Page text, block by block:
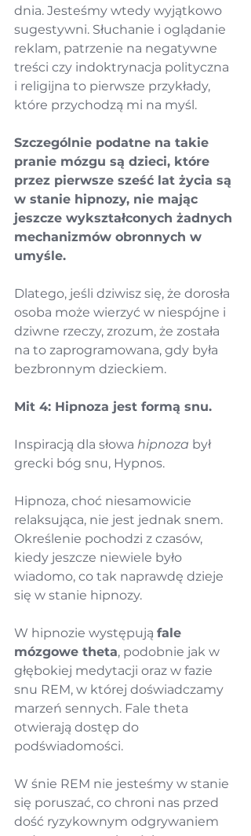
dnia. Jesteśmy wtedy wyjątkowo
sugestywni. Słuchanie i oglądanie
reklam, patrzenie na negatywne
treści czy indoktrynacja polityczna
i religijna to pierwsze przykłady,
które przychodzą mi na myśl.
Szczególnie podatne na takie
pranie mózgu są dzieci, które
przez pierwsze sześć lat życia są
w stanie hipnozy, nie mając
jeszcze wykształconych żadnych
mechanizmów obronnych w
umyśle.
Dlatego, jeśli dziwisz się, że dorosła
osoba może wierzyć w niespójne i
dziwne rzeczy, zrozum, że została
na to zaprogramowana, gdy była
bezbronnym dzieckiem.
Mit 4: Hipnoza jest formą snu.
Inspiracją dla słowa hipnoza był
grecki bóg snu, Hypnos.
Hipnoza, choć niesamowicie
relaksująca, nie jest jednak snem.
Określenie pochodzi z czasów,
kiedy jeszcze niewiele było
wiadomo, co tak naprawdę dzieje
się w stanie hipnozy.
W hipnozie występują fale
mózgowe theta, podobnie jak w
głębokiej medytacji oraz w fazie
snu REM, w której doświadczamy
marzeń sennych. Fale theta
otwierają dostęp do
podświadomości.
W śnie REM nie jesteśmy w stanie
się poruszać, co chroni nas przed
dość ryzykownym odgrywaniem